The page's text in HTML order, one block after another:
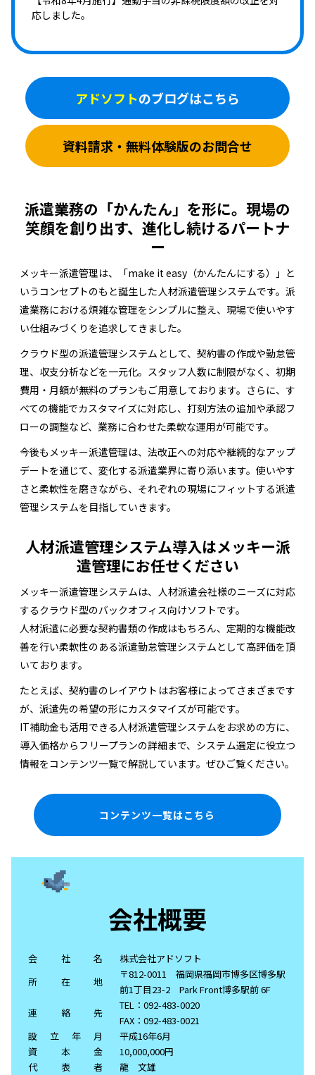
応しました。
アドソフトのブログはこちら
資料請求・無料体験版のお問合せ
派遣業務の「かんたん」を形に。現場の
笑顔を創り出す、進化し続けるパートナ
ー
メッキー派遣管理は、「make it easy（かんたんにする）」と
いうコンセプトのもと誕生した人材派遣管理システムです。派
遣業務における煩雑な管理をシンプルに整え、現場で使いやす
い仕組みづくりを追求してきました。
クラウド型の派遣管理システムとして、契約書の作成や勤怠管
理、収支分析などを一元化。スタッフ人数に制限がなく、初期
費用・月額が無料のプランもご用意しております。さらに、す
べての機能でカスタマイズに対応し、打刻方法の追加や承認フ
ローの調整など、業務に合わせた柔軟な運用が可能です。
今後もメッキー派遣管理は、法改正への対応や継続的なアップ
デートを通じて、変化する派遣業界に寄り添います。使いやす
さと柔軟性を磨きながら、それぞれの現場にフィットする派遣
管理システムを目指していきます。
人材派遣管理システム導入はメッキー派
遣管理にお任せください
メッキー派遣管理システムは、人材派遣会社様のニーズに対応
するクラウド型のバックオフィス向けソフトです。
人材派遣に必要な契約書類の作成はもちろん、定期的な機能改
善を行い柔軟性のある派遣勤怠管理システムとして高評価を頂
いております。
たとえば、契約書のレイアウトはお客様によってさまざまです
が、派遣先の希望の形にカスタマイズが可能です。
IT補助金も活用できる人材派遣管理システムをお求めの方に、
導入価格からフリープランの詳細まで、システム選定に役立つ
情報をコンテンツ一覧で解説しています。ぜひご覧ください。
コンテンツ一覧はこちら
会社概要
会社名
株式会社アドソフト
所在地
〒812-0011 福岡県福岡市博多区博多駅
前1丁目23-2 Park Front博多駅前 6F
連絡先
TEL：092-483-0020
FAX：092-483-0021
設立年月
平成16年6月
資本金
10,000,000円
代表者
龍 文雄